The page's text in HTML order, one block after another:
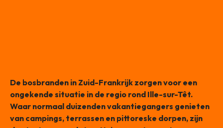
De bosbranden in Zuid-Frankrijk zorgen voor een
ongekende situatie in de regio rond Ille-sur-Têt.
Waar normaal duizenden vakantiegangers genieten
van campings, terrassen en pittoreske dorpen, zijn